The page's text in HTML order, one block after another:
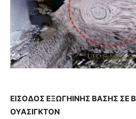
ΕΙΣΟΔΟΣ ΕΞΩΓΗΙΝΗΣ ΒΑΣΗΣ ΣΕ
ΟΥΑΣΙΓΚΤΟΝ